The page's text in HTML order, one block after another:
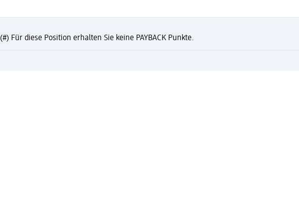
(#) Für diese Position erhalten Sie keine PAYBACK Punkte.